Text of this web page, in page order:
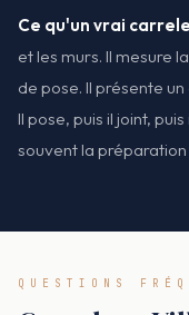
Ce qu'un vrai
et les murs. Il mesure
de pose. Il présente
Il pose, puis il joint,
souvent la préparation
QUESTIONS